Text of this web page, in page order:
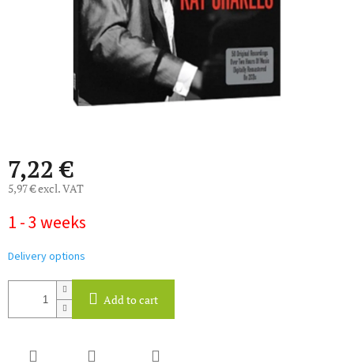
7,22 €
5,97 € excl. VAT
price:
1 - 3 weeks
Delivery options
Add to cart